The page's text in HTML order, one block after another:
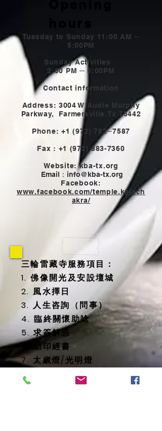
Tuesday to Sunday 11:00 AM ─
5:00PM
Sunday Activities
2:00 PM ─ 5:00PM
Contact information
Address: 3004 W Audie Murphy
Parkway, Farmersville,Tx 75442
Phone: +1 (972) 782─7587
Fax : +1 (972) 883-7360
Website: kba-tx.org
Email： info@kba-tx.org
Facebook:
www.facebook.com/temple.kalach
akra/
三輪雷藏寺服務項目：
1. 佛像開光及安設壇城
2. 風水擇日
3. 人生咨詢（問事）
4. 臨終關懷助唸
5. 求簽解惑
6. 助印經書
7. 太歲燈/光明燈
8. 消災延壽藥師佛燈
9. 地藏殿提供